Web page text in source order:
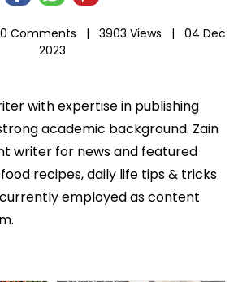
0 Comments | 3903 Views |
04 Dec
2023
with expertise in publishing
academic background. Zain
writer for news and featured
recipes, daily life tips & tricks
employed as content